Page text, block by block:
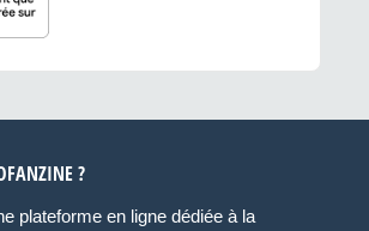
?
plateforme en ligne dédiée à la